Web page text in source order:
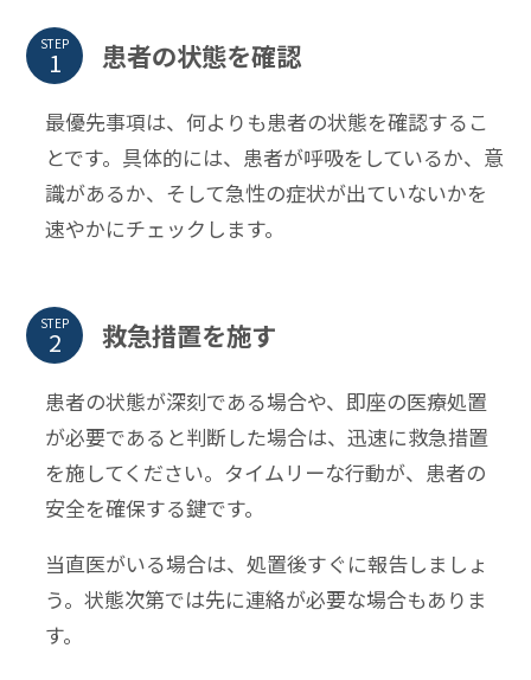
STEP 患者の状態を確認
最優先事項は、何よりも患者の状態を確認するこ
とです。具体的には、患者が呼吸をしているか、意
識があるか、そして急性の症状が出ていないかを
速やかにチェックします。
STEP 救急措置を施す
患者の状態が深刻である場合や、即座の医療処置
が必要であると判断した場合は、迅速に救急措置
を施してください。タイムリーな行動が、患者の
安全を確保する鍵です。
当直医がいる場合は、処置後すぐに報告しましょ
う。状態次第では先に連絡が必要な場合もありま
す。